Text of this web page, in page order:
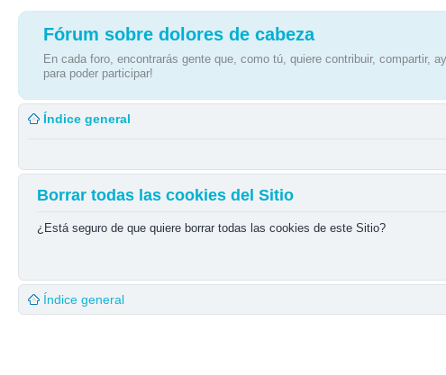
Fórum sobre dolores de cabeza
En cada foro, encontrarás gente que, como tú, quiere contribuir, compartir,
para poder participar!
Índice general
Borrar todas las cookies del Sitio
¿Está seguro de que quiere borrar todas las cookies de este Sitio?
Índice general